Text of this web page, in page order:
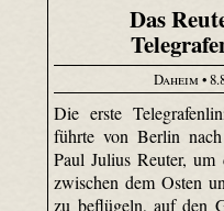
Das
Daheim •
Die erste
führte von Berlin
Paul Julius Reuter, um
zwischen dem Osten
zu beflügeln, auf den